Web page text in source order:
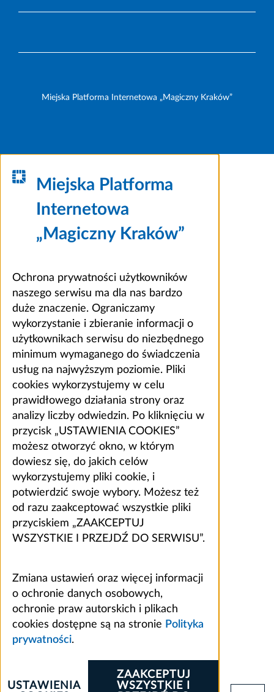
Miejska Platforma Internetowa „Magiczny Kraków”
Miejska Platforma
Internetowa
„Magiczny Kraków”
Ochrona prywatności użytkowników
naszego serwisu ma dla nas bardzo
duże znaczenie. Ograniczamy
wykorzystanie i zbieranie informacji o
użytkownikach serwisu do niezbędnego
minimum wymaganego do świadczenia
usług na najwyższym poziomie. Pliki
cookies wykorzystujemy w celu
prawidłowego działania strony oraz
analizy liczby odwiedzin. Po kliknięciu w
przycisk „USTAWIENIA COOKIES”
możesz otworzyć okno, w którym
dowiesz się, do jakich celów
wykorzystujemy pliki cookie, i
potwierdzić swoje wybory. Możesz też
od razu zaakceptować wszystkie pliki
przyciskiem „ZAAKCEPTUJ
WSZYSTKIE I PRZEJDŹ DO SERWISU”.
Zmiana ustawień oraz więcej informacji
o ochronie danych osobowych,
ochronie praw autorskich i plikach
cookies dostępne są na stronie Polityka
prywatności.
ZAAKCEPTUJ
WSZYSTKIE I
USTAWIENIA